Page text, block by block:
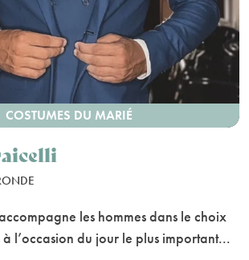
COSTUMES DU MARIÉ
les hommes dans le choix
à l’occasion du jour le plus important...